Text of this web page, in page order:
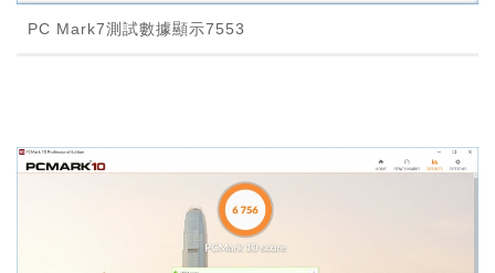
PC Mark7測試數據顯示7553